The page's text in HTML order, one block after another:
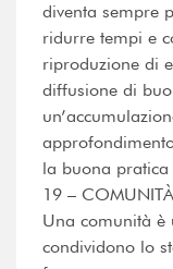
diventa sempre
ridurre tempi e
riproduzione di
diffusione di
la buona
19 – COMUNITÀ
Una comunità è
condividono lo